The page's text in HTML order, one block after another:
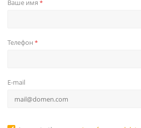
Ваше имя *
Телефон *
E-mail